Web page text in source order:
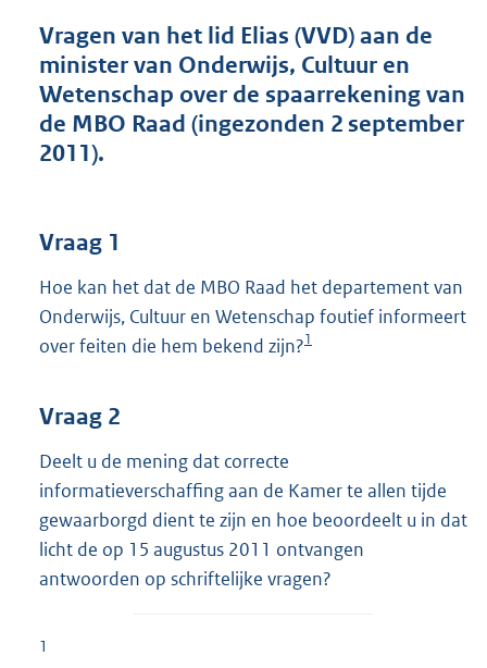
n
d
s
g
r
3
7
K
b
Vragen van het lid Elias (VVD) aan de
minister van Onderwijs, Cultuur en
Wetenschap over de spaarrekening van
de MBO Raad (ingezonden 2 september
2011).
Vraag 1
Hoe kan het dat de MBO Raad het departement van
Onderwijs, Cultuur en Wetenschap foutief informeert
over feiten die hem bekend zijn?1
Vraag 2
Deelt u de mening dat correcte
informatieverschaffing aan de Kamer te allen tijde
gewaarborgd dient te zijn en hoe beoordeelt u in dat
licht de op 15 augustus 2011 ontvangen
antwoorden op schriftelijke vragen?
1